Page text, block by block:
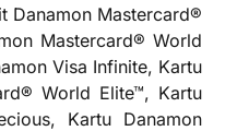
Danamon Mastercard®
Mastercard® World
Visa Infinite, Kartu
World Elite™, Kartu
Kartu Danamon